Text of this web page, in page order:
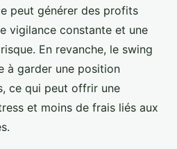
peut générer des profits
vigilance constante et une
En revanche, le swing
à garder une position
ce qui peut offrir une
et moins de frais liés aux